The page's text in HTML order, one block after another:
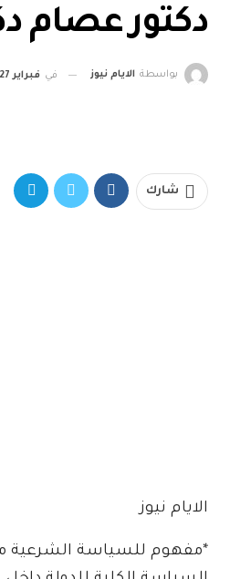
دكتور عصام
بواسطة الايام نيوز في فبراير 27, 2023
شارك
الايام نيوز
*مفهوم للسياسة الشرعية